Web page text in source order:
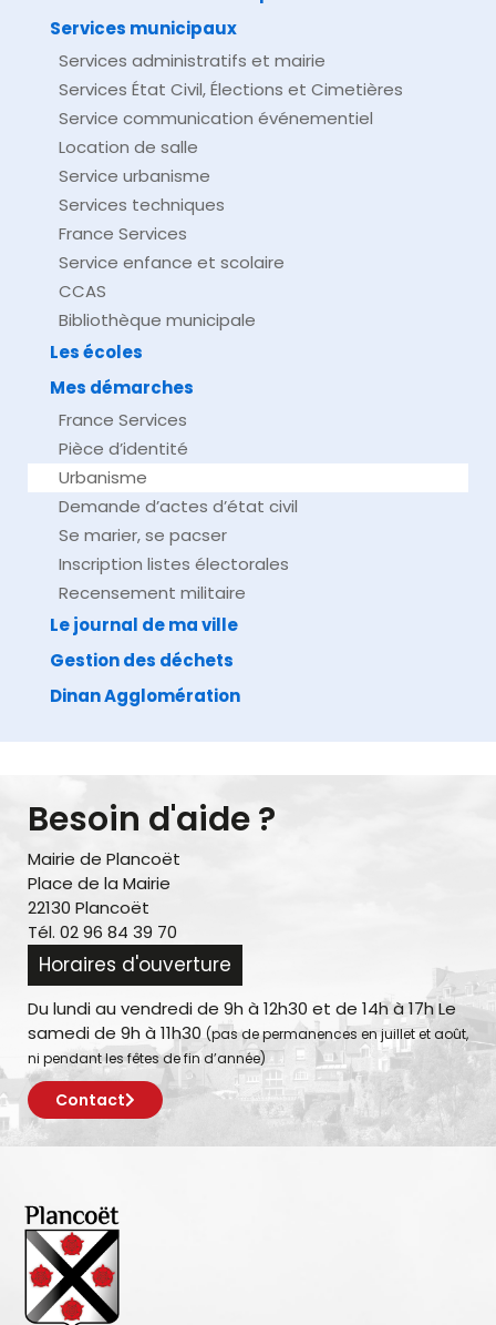
Services municipaux
Services administratifs et mairie
Services État Civil, Élections et Cimetières
Service communication événementiel
Location de salle
Service urbanisme
Services techniques
France Services
Service enfance et scolaire
CCAS
Bibliothèque municipale
Les écoles
Mes démarches
France Services
Pièce d’identité
Urbanisme
Demande d’actes d’état civil
Se marier, se pacser
Inscription listes électorales
Recensement militaire
Le journal de ma ville
Gestion des déchets
Dinan Agglomération
Besoin d'aide ?
Mairie de Plancoët
Place de la Mairie
22130 Plancoët
Tél. 02 96 84 39 70
Horaires d'ouverture
Du lundi au vendredi de 9h à 12h30 et de 14h à 17h Le
samedi de 9h à 11h30 (pas de permanences en juillet et août,
ni pendant les fêtes de fin d’année)
Contact